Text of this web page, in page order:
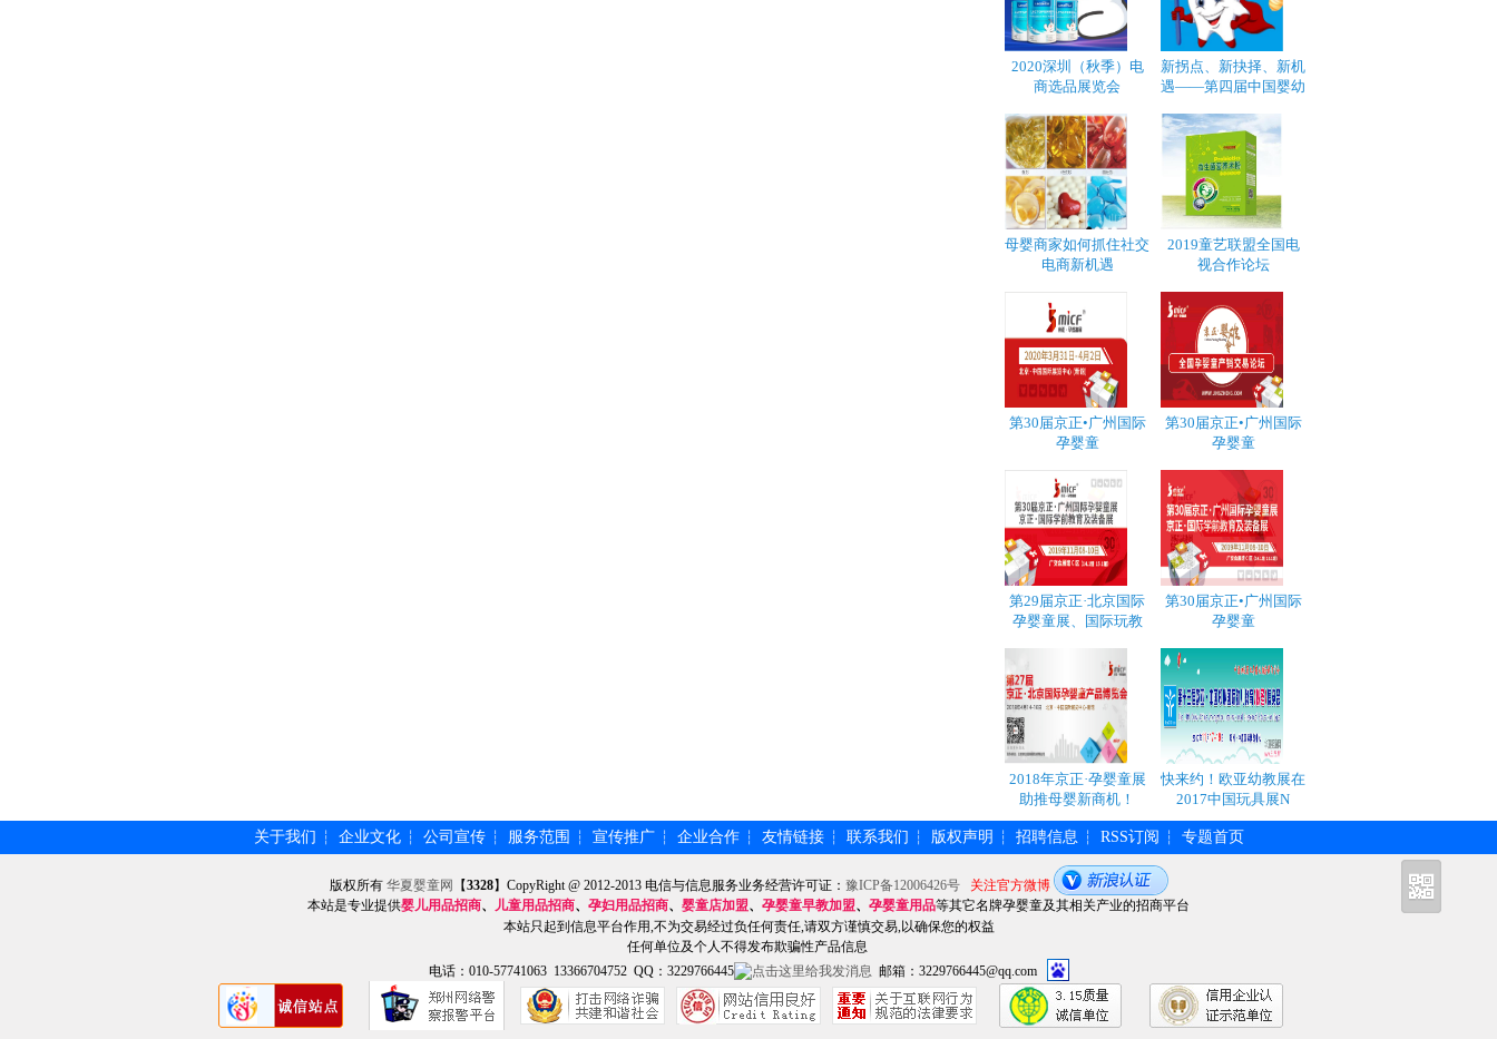
2020深圳（秋季）电
商选品展览会
新拐点、新抉择、新机
遇——第四届中国婴幼
母婴商家如何抓住社交
电商新机遇
2019童艺联盟全国电
视合作论坛
第30届京正•广州国际
孕婴童
第30届京正•广州国际
孕婴童
第29届京正·北京国际
孕婴童展、国际玩教
第30届京正•广州国际
孕婴童
2018年京正·孕婴童展
助推母婴新商机！
快来约！欧亚幼教展在
2017中国玩具展N
关于我们 ┆ 企业文化 ┆ 公司宣传 ┆ 服务范围 ┆ 宣传推广 ┆ 企业合作 ┆ 友情链接 ┆ 联系我们 ┆ 版权声明 ┆ 招聘信息 ┆ RSS订阅 ┆ 专题首页
版权所有 华夏婴童网 【3328】CopyRight @ 2012-2013 电信与信息服务业务经营许可证： 豫ICP备12006426号
关注官方微博
本站是专业提供婴儿用品招商、 儿童用品招商、 孕妇用品招商、 婴童店加盟、 孕婴童早教加盟、 孕婴童用品等其它名牌孕婴童及其相关产业的招商平台
本站只起到信息平台作用,不为交易经过负任何责任,请双方谨慎交易,以确保您的权益
任何单位及个人不得发布欺骗性产品信息
电话：010-57741063 13366704752 QQ：3229766445
邮箱：3229766445@qq.com